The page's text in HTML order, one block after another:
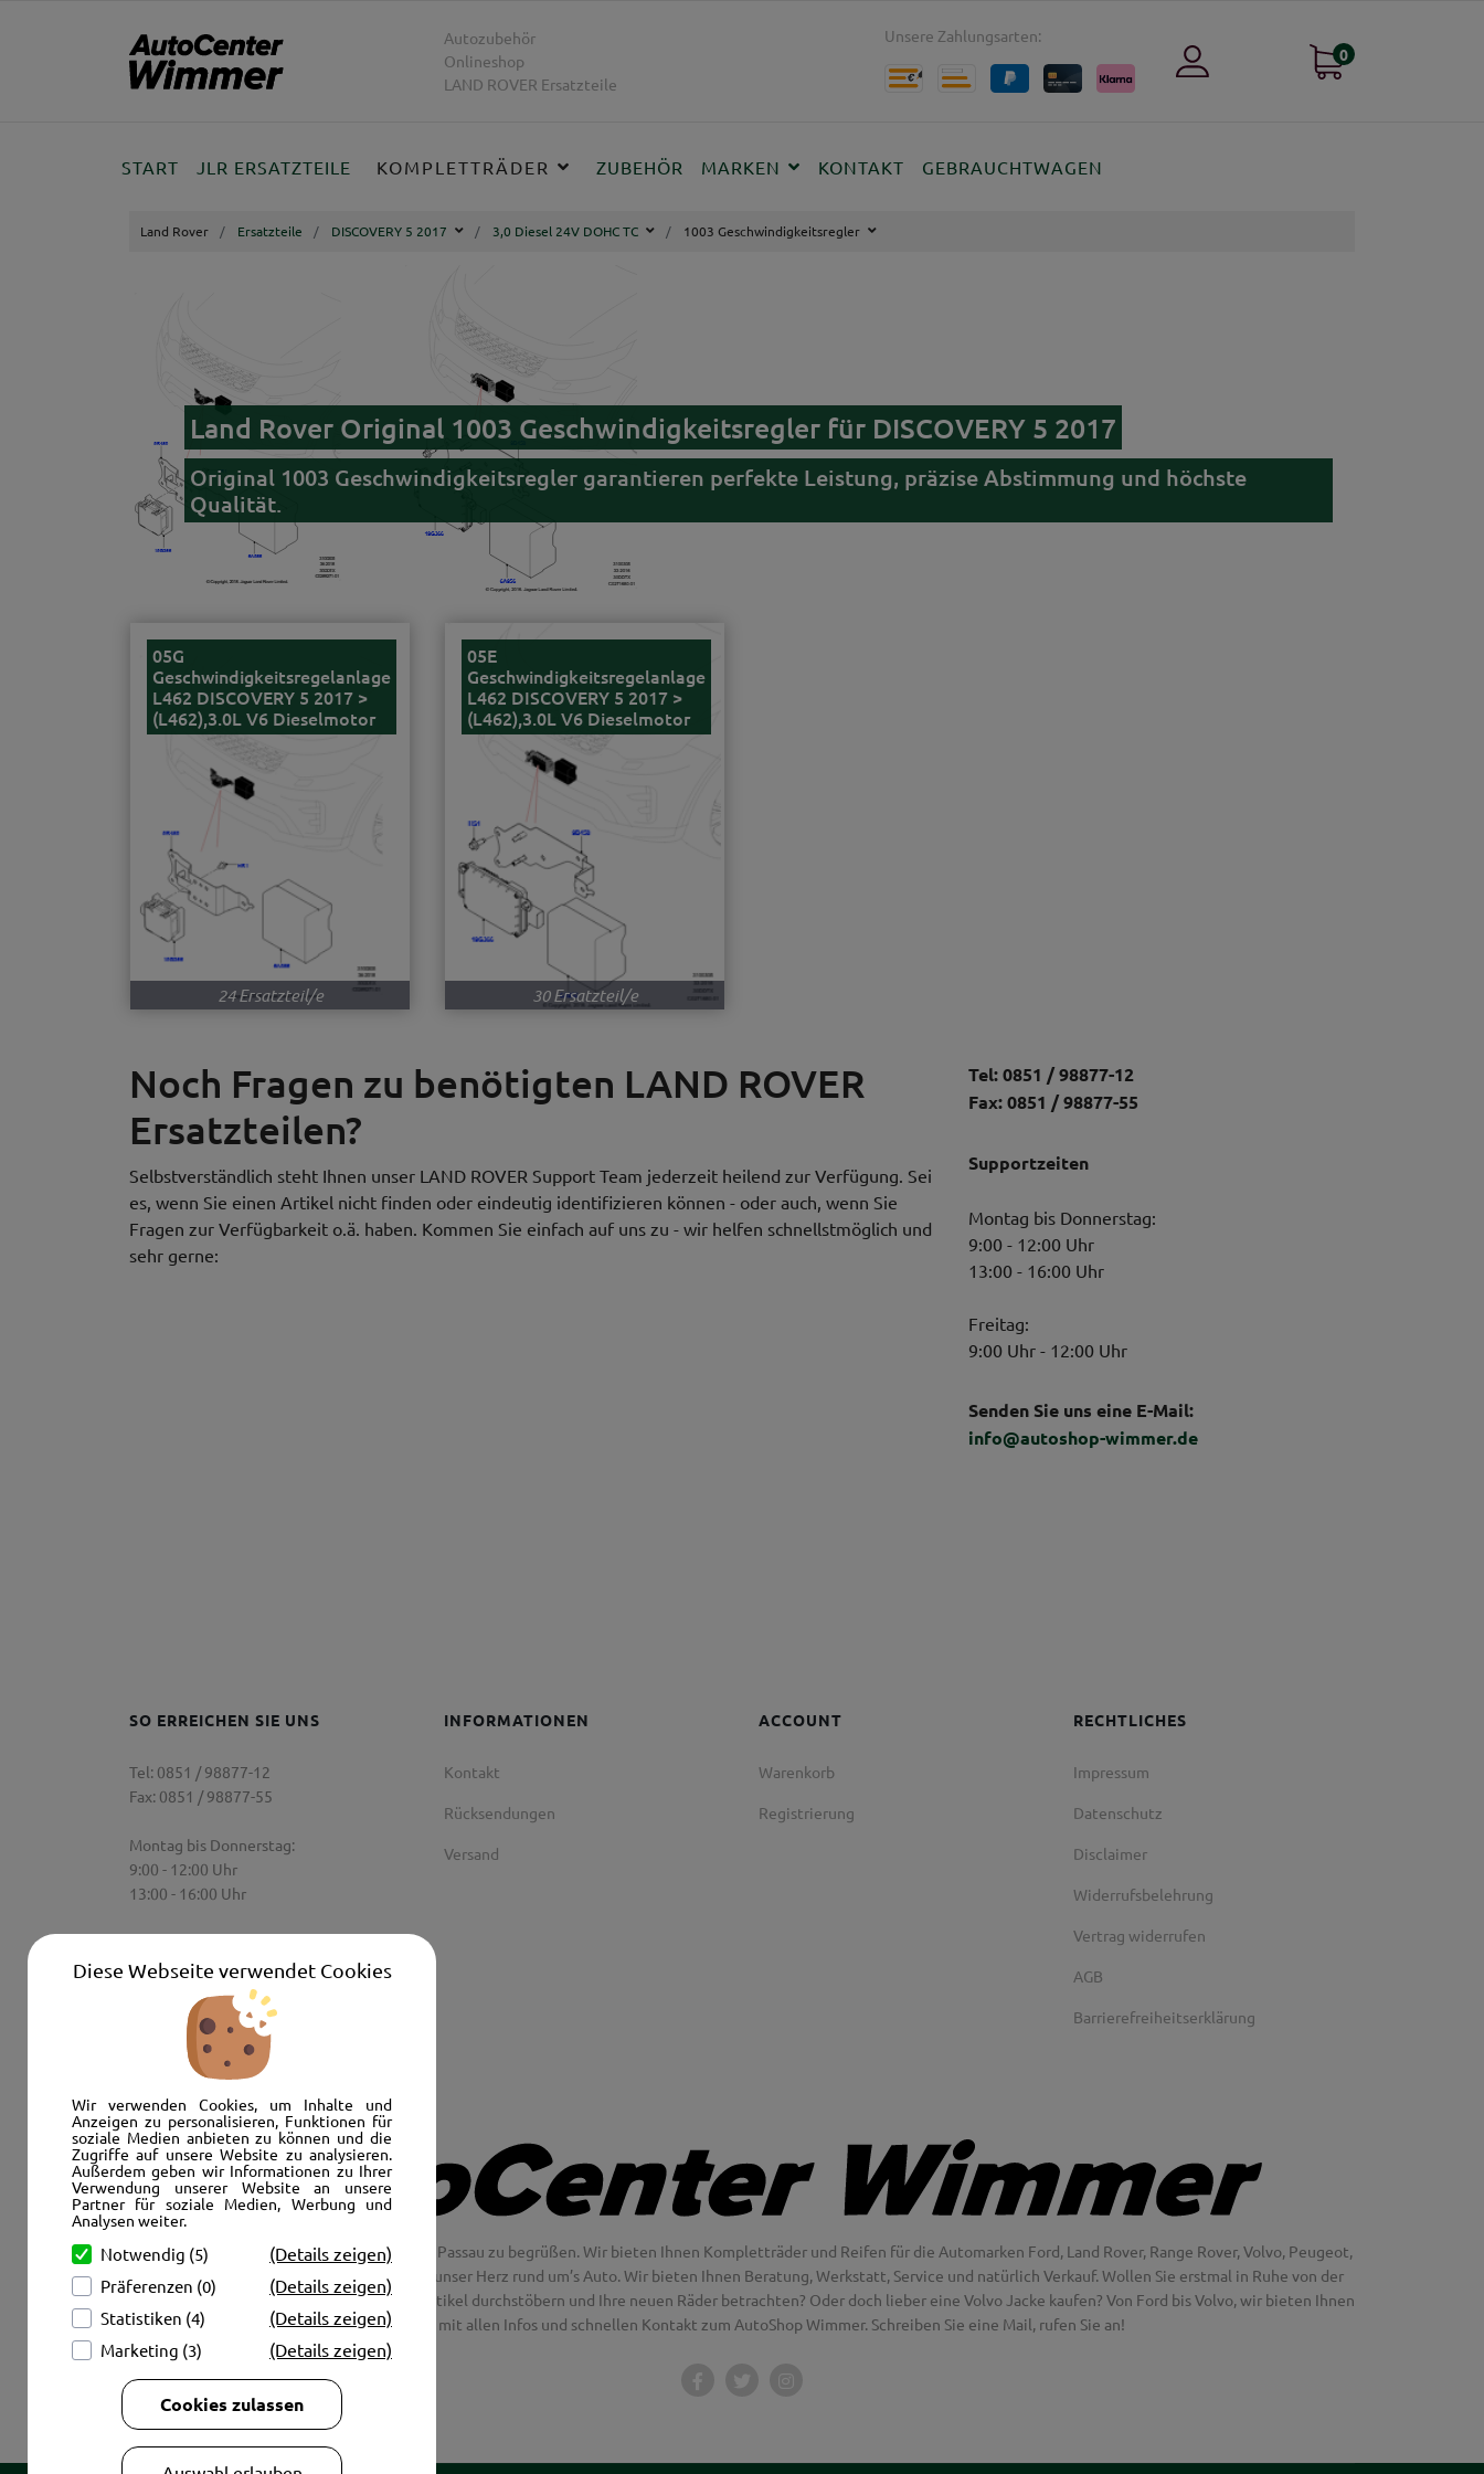
Diese Webseite verwendet Cookies
Wir verwenden Cookies, um Inhalte und
Anzeigen zu personalisieren, Funktionen für
soziale Medien anbieten zu können und die
Zugriffe auf unsere Website zu analysieren.
Außerdem geben wir Informationen zu Ihrer
Verwendung unserer Website an unsere
Partner für soziale Medien, Werbung und
Analysen weiter.
Notwendig (5) (Details zeigen)
Präferenzen (0) (Details zeigen)
Statistiken (4) (Details zeigen)
Marketing (3) (Details zeigen)
Cookies zulassen
Autozubehör
Onlineshop
LAND ROVER Ersatzteile
Unsere Zahlungsarten:
0
START JLR ERSATZTEILE KOMPLETTRÄDER ZUBEHÖR MARKEN KONTAKT GEBRAUCHTWAGEN
Land Rover Ersatzteile DISCOVERY 5 2017 3,0 Diesel 24V DOHC TC 1003 Geschwindigkeitsregler
Land Rover Original 1003 Geschwindigkeitsregler für DISCOVERY 5 2017
Original 1003 Geschwindigkeitsregler garantieren perfekte Leistung, präzise Abstimmung und höchste
Qualität.
05G
Geschwindigkeitsregelanlage
L462 DISCOVERY 5 2017 >
(L462),3.0L V6 Dieselmotor
24 Ersatzteil/e
05E
Geschwindigkeitsregelanlage
L462 DISCOVERY 5 2017 >
(L462),3.0L V6 Dieselmotor
30 Ersatzteil/e
Noch Fragen zu benötigten LAND ROVER
Ersatzteilen?
Selbstverständlich steht Ihnen unser LAND ROVER Support Team jederzeit heilend zur Verfügung. Sei
es, wenn Sie einen Artikel nicht finden oder eindeutig identifizieren können - oder auch, wenn Sie
Fragen zur Verfügbarkeit o.ä. haben. Kommen Sie einfach auf uns zu - wir helfen schnellstmöglich und
sehr gerne:
Tel: 0851 / 98877-12
Fax: 0851 / 98877-55
Supportzeiten
Montag bis Donnerstag:
9:00 - 12:00 Uhr
13:00 - 16:00 Uhr
Freitag:
9:00 Uhr - 12:00 Uhr
Senden Sie uns eine E-Mail:
info@autoshop-wimmer.de
SO ERREICHEN SIE UNS
Tel: 0851 / 98877-12
Fax: 0851 / 98877-55
Montag bis Donnerstag:
9:00 - 12:00 Uhr
13:00 - 16:00 Uhr
9:00 Uhr - 12:00 Uhr
Senden Sie uns eine E-Mail:
info@autoshop-wimmer.de
INFORMATIONEN
Kontakt
Rücksendungen
Versand
ACCOUNT
Warenkorb
Registrierung
RECHTLICHES
Impressum
Datenschutz
Disclaimer
Widerrufsbelehrung
Vertrag widerrufen
AGB
Barrierefreiheitserklärung
Wir freuen uns, Sie im AutoShop Wimmer in Passau zu begrüßen. Wir bieten Ihnen Kompletträder und Reifen für die Automarken Ford, Land Rover, Range Rover, Volvo, Peugeot,
Jaguar und Citroen. Hier in Passau schlägt unser Herz rund um’s Auto. Wir bieten Ihnen Beratung, Werkstatt, Service und natürlich Verkauf. Wollen Sie erstmal in Ruhe von der
Couch aus unsere Räder und Merchandise Artikel durchstöbern und Ihre neuen Räder betrachten? Oder doch lieber eine Volvo Jacke kaufen? Von Ford bis Volvo, wir bieten Ihnen
tolle Fotos mit allen Infos und schnellen Kontakt zum AutoShop Wimmer. Schreiben Sie eine Mail, rufen Sie an!